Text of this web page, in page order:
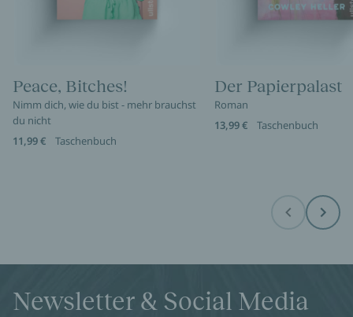
Peace, Bitches!
Nimm dich, wie du bist - mehr brauchst
du nicht
11,99 €
Taschenbuch
Der Papierpalast
Roman
13,99 €
Taschenbuch
Before Next
Newsletter & Social Media